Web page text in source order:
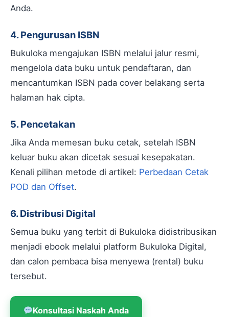
Anda.
4. Pengurusan ISBN
Bukuloka mengajukan ISBN melalui jalur resmi,
mengelola data buku untuk pendaftaran, dan
mencantumkan ISBN pada cover belakang serta
halaman hak cipta.
5. Pencetakan
Jika Anda memesan buku cetak, setelah ISBN
keluar buku akan dicetak sesuai kesepakatan.
Kenali pilihan metode di artikel: Perbedaan Cetak
POD dan Offset.
6. Distribusi Digital
Semua buku yang terbit di Bukuloka didistribusikan
menjadi ebook melalui platform Bukuloka Digital,
dan calon pembaca bisa menyewa (rental) buku
tersebut.
Konsultasi Naskah Anda